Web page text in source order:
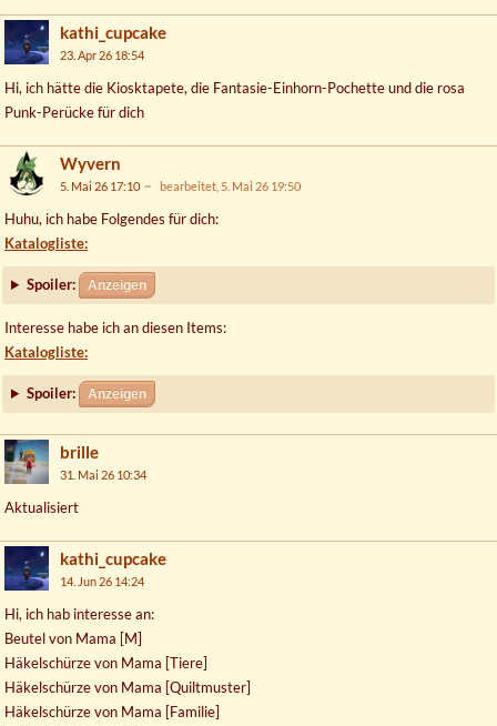
kathi_cupcake
23. Apr 26 18:54
Hi, ich hätte die Kiosktapete, die Fantasie-Einhorn-Pochette und die rosa
Punk-Perücke für dich
Wyvern
5. Mai 26 17:10 bearbeitet, 5. Mai 26 19:50
Huhu, ich habe Folgendes für dich:
Katalogliste:
Spoiler: Anzeigen
Interesse habe ich an diesen Items:
Katalogliste:
Spoiler: Anzeigen
brille
31. Mai 26 10:34
Aktualisiert
kathi_cupcake
14. Jun 26 14:24
Hi, ich hab interesse an:
Beutel von Mama [M]
Häkelschürze von Mama [Tiere]
Häkelschürze von Mama [Quiltmuster]
Häkelschürze von Mama [Familie]